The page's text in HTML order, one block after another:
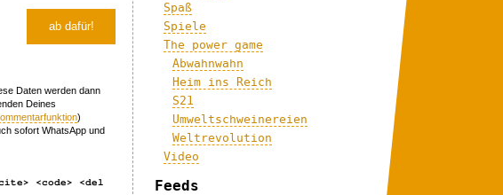
Daten werden dann
Deines
)
sofort WhatsApp und
<code> <del
Spaß
Spiele
The power game
Abwahnwahn
Heim ins Reich
S21
Umweltschweinereien
Weltrevolution
Video
Feeds